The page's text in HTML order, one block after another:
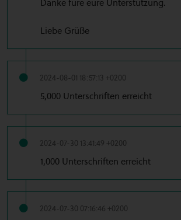
Liebe Grüße
2024-08-01 18:57:13 +0200
5,000 Unterschriften erreicht
2024-07-30 13:41:49 +0200
1,000 Unterschriften erreicht
2024-07-30 07:16:46 +0200